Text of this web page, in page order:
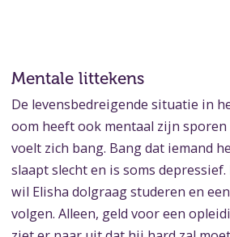
Mentale littekens
De levensbedreigende situatie in
oom heeft ook mentaal zijn sporen
voelt zich bang. Bang dat iemand
slaapt slecht en is soms
wil Elisha dolgraag studeren en
volgen. Alleen, geld voor een